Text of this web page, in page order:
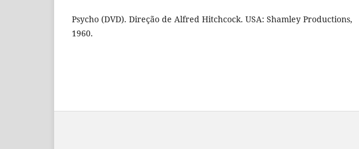
Psycho (DVD). Direção de Alfred Hitchcock. USA: Shamley Productions,
1960.